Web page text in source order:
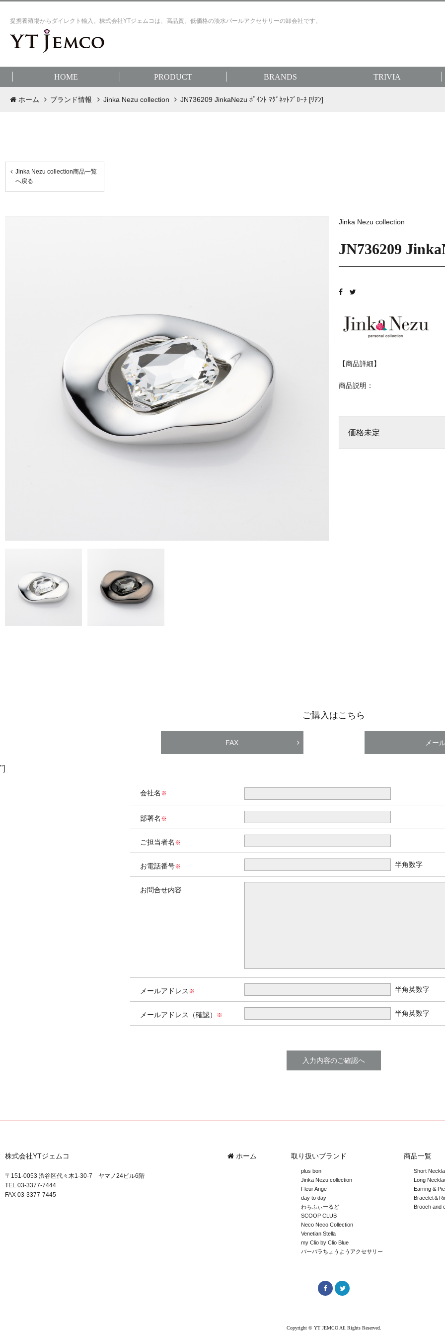
提携養殖場からダイレクト輸入。株式会社YTジェムコは、高品質、低価格の淡水パールアクセサリーの卸会社です。
HOME PRODUCT BRANDS TRIVIA
ホーム ブランド情報 Jinka Nezu collection JN736209 JinkaNezu ﾎﾟｲﾝﾄ ﾏｸﾞﾈｯﾄﾌﾞﾛｰﾁ [ﾘｱﾝ]
Jinka Nezu collection商品一覧
へ戻る
Jinka Nezu collection
JN736209
【商品詳細】
商品説明：
価格未定
ご購入はこちら
FAX メー
"]
会社名
部署名
ご担当者名
お電話番号 半角数字
お問合せ内容
メールアドレス 半角英数字
メールアドレス（確認） 半角英数字
株式会社YTジェムコ
〒151-0053 渋谷区代々木1-30-7 ヤマノ24ビル6階
TEL 03-3377-7444
FAX 03-3377-7445
ホーム 取り扱いブランド
plus bon
Jinka Nezu collection
Fleur Ange
day to day
わちふぃーるど
SCOOP CLUB
Neco Neco Collection
Venetian Stella
my Clio by Clio Blue
バーバラちょうようアクセサリー
商品一覧
Short
Long
Earring &
Bracelet＆
Brooch and
Copyright © YT JEMCO All Rights Reserved.